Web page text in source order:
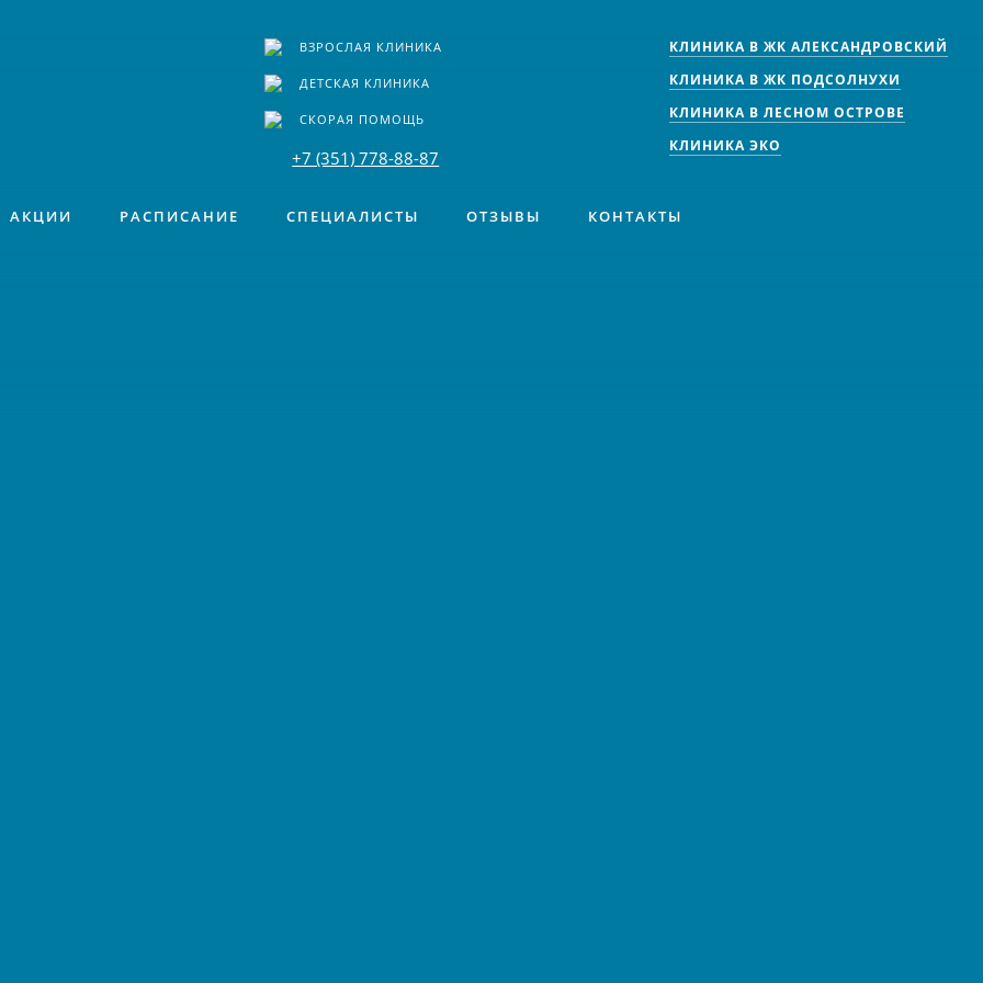
ВЗРОСЛАЯ КЛИНИКА
ДЕТСКАЯ КЛИНИКА
СКОРАЯ ПОМОЩЬ
+7 (351) 778-88-87
КЛИНИКА В ЖК АЛЕКСАНДРОВСКИЙ
КЛИНИКА В ЖК ПОДСОЛНУХИ
КЛИНИКА В ЛЕСНОМ ОСТРОВЕ
КЛИНИКА ЭКО
АКЦИИ РАСПИСАНИЕ СПЕЦИАЛИСТЫ ОТЗЫВЫ КОНТАКТЫ